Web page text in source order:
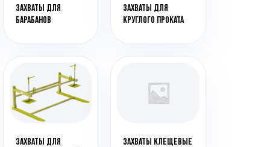
станки
камнерезные
станки
станки
станки
ЗАХВАТЫ ДЛЯ
БАРАБАНОВ
ЗАХВАТЫ ДЛЯ
КРУГЛОГО ПРОКАТА
ЗАХВАТЫ ДЛЯ
ЗАХВАТЫ КЛЕЩЕВЫЕ